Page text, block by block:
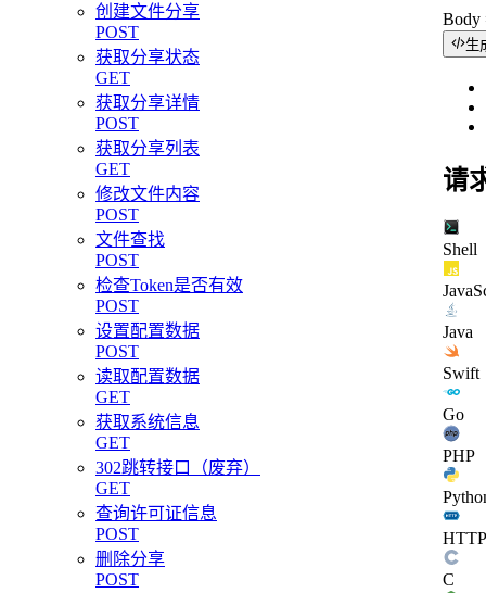
创建文件分享
POST
获取分享状态
GET
获取分享详情
POST
获取分享列表
GET
修改文件内容
POST
文件查找
POST
检查Token是否有效
POST
设置配置数据
POST
读取配置数据
GET
获取系统信息
GET
302跳转接口（废弃）
GET
查询许可证信息
POST
删除分享
POST
Body
生
请
Shell
Java
Swift
Go
PHP
HTTP
C